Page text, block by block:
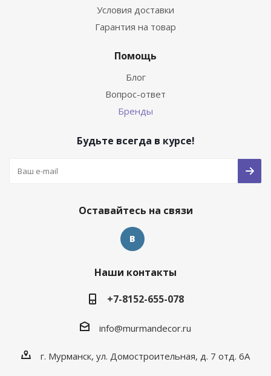
Условия доставки
Гарантия на товар
Помощь
Блог
Вопрос-ответ
Бренды
Будьте всегда в курсе!
Оставайтесь на связи
Наши контакты
+7-8152-655-078
info@murmandecor.ru
г. Мурманск, ул. Домостроительная, д. 7 отд. 6А